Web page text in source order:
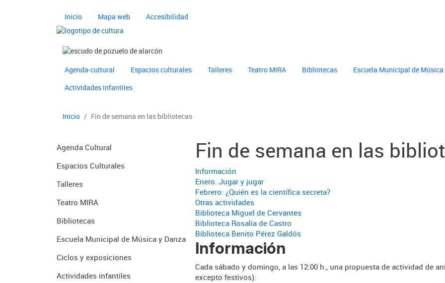
Navegación principal cultura
Inicio Mapa web
Accesibilidad
Imagen
Imagen
Ayuntamiento de Pozuelo
Navegación principal header cultura
Agenda-cultural Espacios culturales Talleres Teatro MIRA Bibliotecas
Escuela Municipal de Música
Actividades infantiles
Inicio Fin de semana en las bibliotecas
Navegación principal cultura
Agenda Cultural
Espacios Culturales
Talleres
Teatro MIRA
Bibliotecas
Escuela Municipal de Música y Danza
Ciclos y exposiciones
Actividades infantiles
Fin de semana en las
Información
Enero. Jugar y jugar
Febrero: ¿Quién es la científica secreta?
Otras actividades
Biblioteca Miguel de Cervantes
Biblioteca Rosalía de Castro
Biblioteca Benito Pérez Galdós
Información
Cada sábado y domingo, a las 12:00 h., una propuesta de actividad de
excepto festivos):